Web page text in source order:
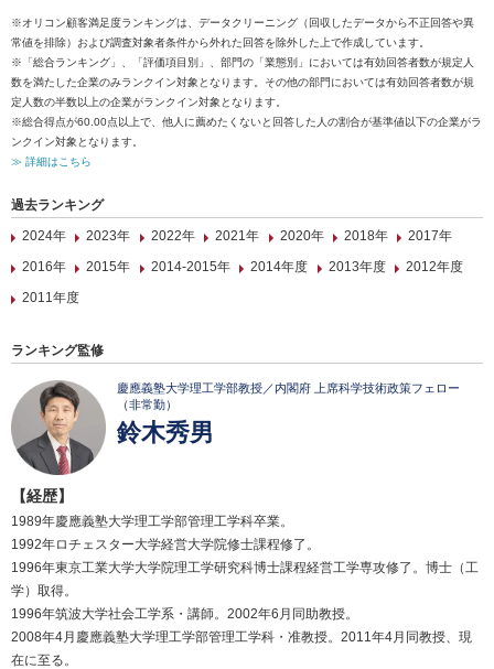
※オリコン顧客満足度ランキングは、データクリーニング（回収したデータから不正回答や異
常値を排除）および調査対象者条件から外れた回答を除外した上で作成しています。
※「総合ランキング」、「評価項目別」、部門の「業態別」においては有効回答者数が規定人
数を満たした企業のみランクイン対象となります。その他の部門においては有効回答者数が規
定人数の半数以上の企業がランクイン対象となります。
※総合得点が60.00点以上で、他人に薦めたくないと回答した人の割合が基準値以下の企業がラ
ンクイン対象となります。
≫ 詳細はこちら
過去ランキング
2024年
2023年 2022年 2021年 2020年 2018年
2017年
2016年
2015年 2014-2015年 2014年度 2013年度
2012年度
2011年度
ランキング監修
慶應義塾大学理工学部教授／内閣府 上席科学技術政策フェロー
（非常勤）
鈴木秀男
【経歴】
1989年慶應義塾大学理工学部管理工学科卒業。
1992年ロチェスター大学経営大学院修士課程修了。
1996年東京工業大学大学院理工学研究科博士課程経営工学専攻修了。博士（工
学）取得。
1996年筑波大学社会工学系・講師。2002年6月同助教授。
2008年4月慶應義塾大学理工学部管理工学科・准教授。2011年4月同教授、現
在に至る。